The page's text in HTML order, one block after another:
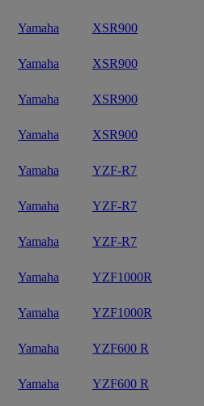
Yamaha XSR900
Yamaha XSR900
Yamaha XSR900
Yamaha XSR900
Yamaha YZF-R7
Yamaha YZF-R7
Yamaha YZF-R7
Yamaha YZF1000R
Yamaha YZF1000R
Yamaha YZF600 R
Yamaha YZF600 R